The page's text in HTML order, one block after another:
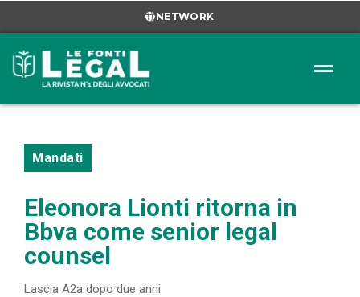
NETWORK
Mandati
Eleonora Lionti ritorna in
Bbva come senior legal
counsel
Lascia A2a dopo due anni